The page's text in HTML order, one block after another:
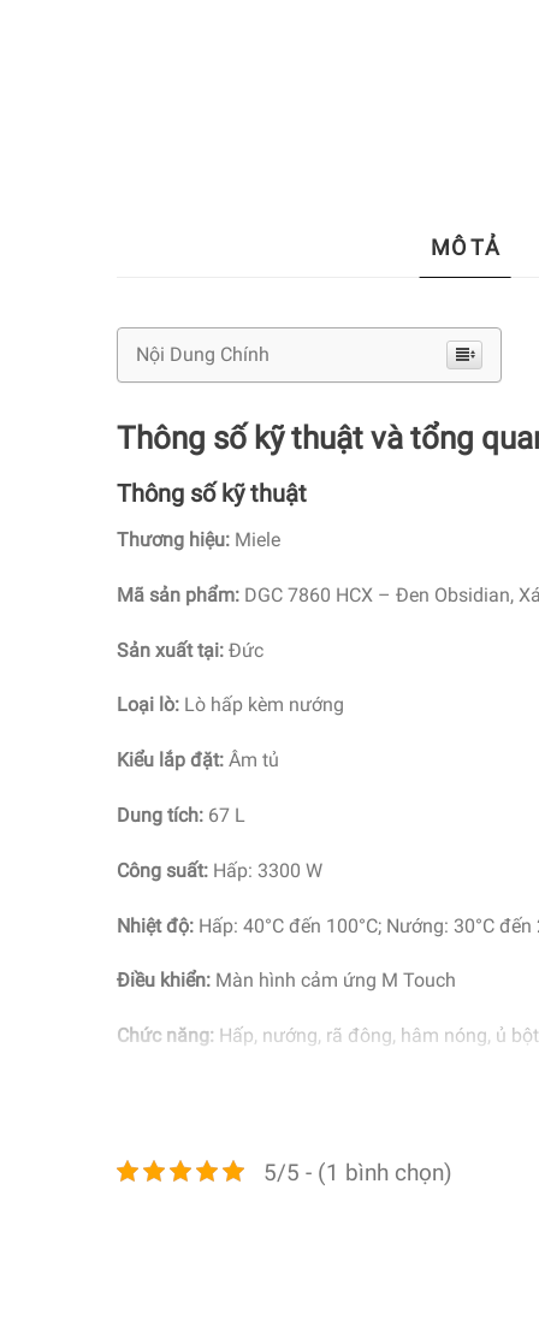
MÔ TẢ
Nội Dung Chính
Thông số kỹ thuật và tổng
Thông số kỹ thuật
Thương hiệu: Miele
Mã sản phẩm: DGC 7860 HCX – Đen Obsidian,
Sản xuất tại: Đức
Loại lò: Lò hấp kèm nướng
Kiểu lắp đặt: Âm tủ
Dung tích: 67 L
Công suất: Hấp: 3300 W
Nhiệt độ: Hấp: 40°C đến 100°C; Nướng: 30°C đến
Điều khiển: Màn hình cảm ứng M Touch
Chức năng: Hấp, nướng, rã đông, hâm nóng, ủ bột
5/5 - (1 bình chọn)